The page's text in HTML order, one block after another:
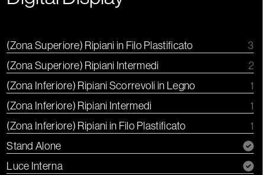
(Zona Superiore) Ripiani in Filo Plastificato
3
(Zona Superiore) Ripiani Intermedi
2
(Zona Inferiore) Ripiani Scorrevoli in Legno
1
(Zona Inferiore) Ripiani Intermedi
1
(Zona Inferiore) Ripiani in Filo Plastificato
1
Stand Alone
Luce Interna